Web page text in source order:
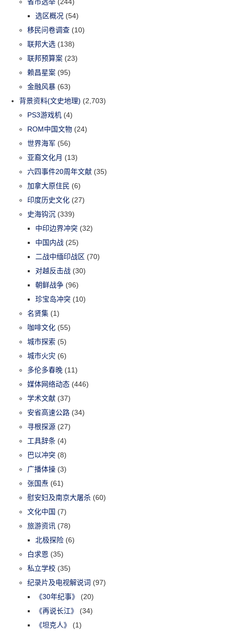
选区概况 (54)
移民问卷调查 (10)
联邦大选 (138)
联邦预算案 (23)
赖昌星案 (95)
金融风暴 (63)
背景资料(文史地理) (2,703)
PS3游戏机 (4)
ROM中国文物 (24)
世界海军 (56)
亚裔文化月 (13)
六四事件20周年文献 (35)
加拿大原住民 (6)
印度历史文化 (27)
史海钩沉 (339)
中印边界冲突 (32)
中国内战 (25)
二战中缅印战区 (70)
对越反击战 (30)
朝鲜战争 (96)
珍宝岛冲突 (10)
名贤集 (1)
咖啡文化 (55)
城市探索 (5)
城市火灾 (6)
多伦多春晚 (11)
媒体网络动态 (446)
学术文献 (37)
安省高速公路 (34)
寻根探源 (27)
工具辞条 (4)
巴以冲突 (8)
广播体操 (3)
张国焘 (61)
慰安妇及南京大屠杀 (60)
文化中国 (7)
旅游资讯 (78)
北极探险 (6)
白求恩 (35)
私立学校 (35)
纪录片及电视解说词 (97)
《30年纪事》
(20)
《再说长江》
(34)
《坦克人》
(1)